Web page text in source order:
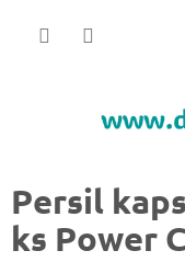
Persil
ks Power